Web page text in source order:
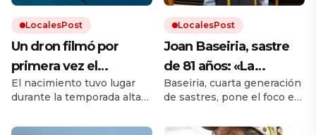
LocalesPost
Un dron filmó por
primera vez el
nacimiento de una
ballena jorobada en
medio del mar
El nacimiento tuvo lugar
durante la temporada alta
ballenas en la costa este
LocalesPost
Joan Baseiria, sastre
de 81 años: «La
mayoría de ropa actual
ya no es ni de algodón
ni de lana»
Baseiria, cuarta generación
de sastres, pone el foco en
errores más habituales al